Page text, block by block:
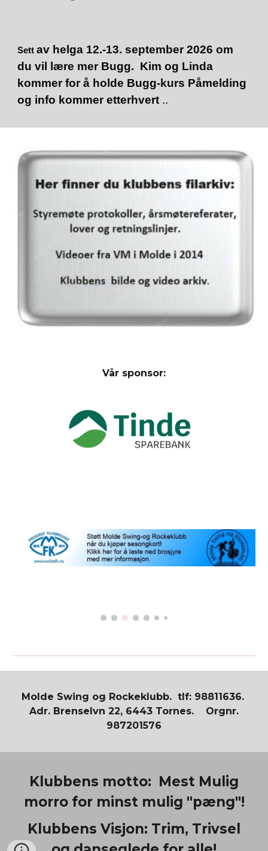
Settav helga 12.-13. september 2026 om
du vil lære mer Bugg. Kim og Linda
kommer for å holde Bugg-kurs Påmelding
og info kommer etterhvert ..
Vår sponsor:
Molde Swing og Rockeklubb. tlf: 98811636.
Adr. Brenselvn 22, 6443 Tornes. Orgnr.
987201576
Klubbens motto: Mest Mulig
morro for minst mulig "pæng"!
Klubbens Visjon: Trim, Trivsel